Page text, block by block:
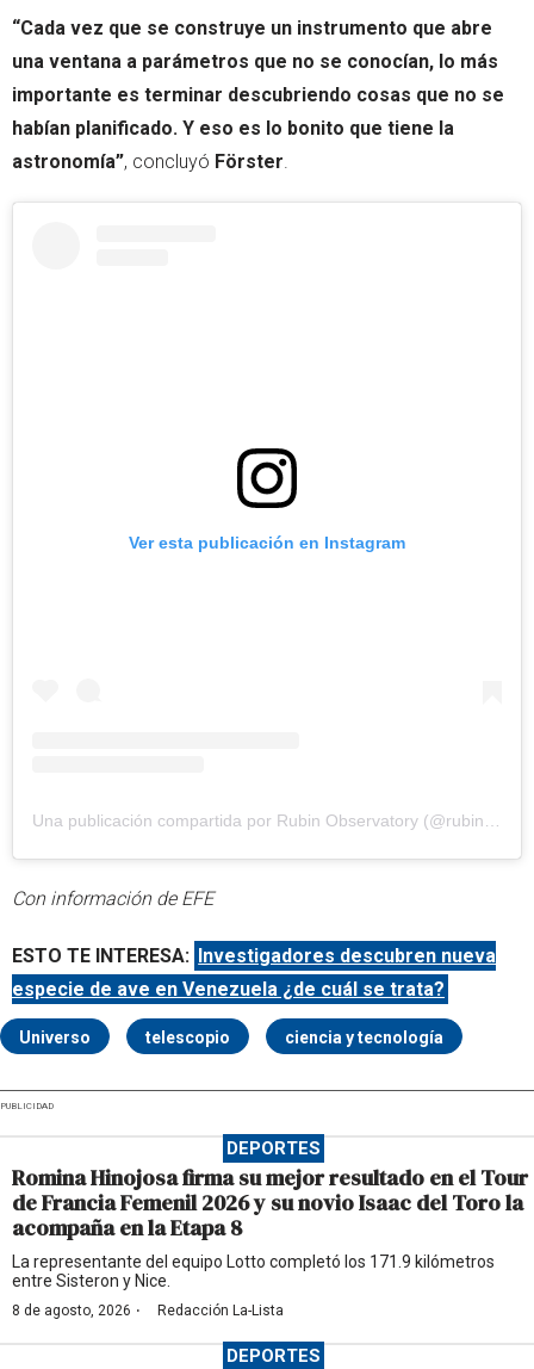
“Cada vez que se construye un instrumento que abre
una ventana a parámetros que no se conocían, lo más
importante es terminar descubriendo cosas que no se
habían planificado. Y eso es lo bonito que tiene la
astronomía”, concluyó Förster.
Ver esta publicación en Instagram
Con información de EFE
ESTO TE INTERESA: Investigadores descubren nueva
especie de ave en Venezuela ¿de cuál se trata?
Universo telescopio ciencia y tecnología
PUBLICIDAD
DEPORTES
Romina Hinojosa firma su mejor resultado en el Tour
de Francia Femenil 2026 y su novio Isaac del Toro la
acompaña en la Etapa 8
La representante del equipo Lotto completó los 171.9 kilómetros
entre Sisteron y Nice.
8 de agosto, 2026 · Redacción La-Lista
DEPORTES